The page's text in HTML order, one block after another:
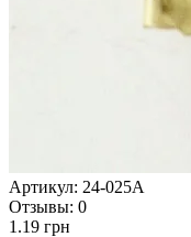
Артикул: 24-025А
Отзывы: 0
1.19 грн